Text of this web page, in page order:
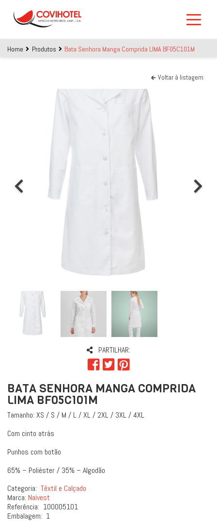
Home Produtos Bata Senhora Manga Comprida LIMA BF05C101M
Voltar à listagem
PARTILHAR:
BATA SENHORA MANGA COMPRIDA
LIMA BF05C101M
Tamanho: XS / S / M / L / XL / 2XL / 3XL / 4XL
Com cinto atrás
Punhos com botão
65% – Poliéster / 35% – Algodão
Categoria: Têxtil e Calçado
Marca: Naivest
Referência: 100005101
Embalagem: 1